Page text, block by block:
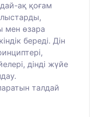
ақ қоғам
мен өзара
береді. Дін
дінді жүйе
талдай